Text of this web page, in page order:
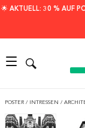
🌟 AKTUELL: 30 % AUF
POSTER / INTRESSEN /